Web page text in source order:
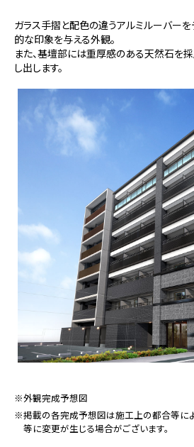
ガラス手摺と配色の違うアルミルーバー
的な印象を与える外観。
また、基壇部には重厚感のある天然石を
し出します。
※外観完成予想図
※掲載の各完成予想図は施工上の都合等によ
等に変更が生じる場合がございます。